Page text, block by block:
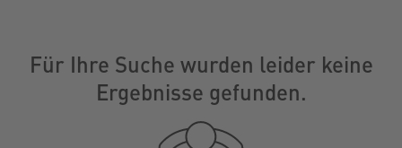
Für Ihre Suche wurden leider keine
Ergebnisse gefunden.